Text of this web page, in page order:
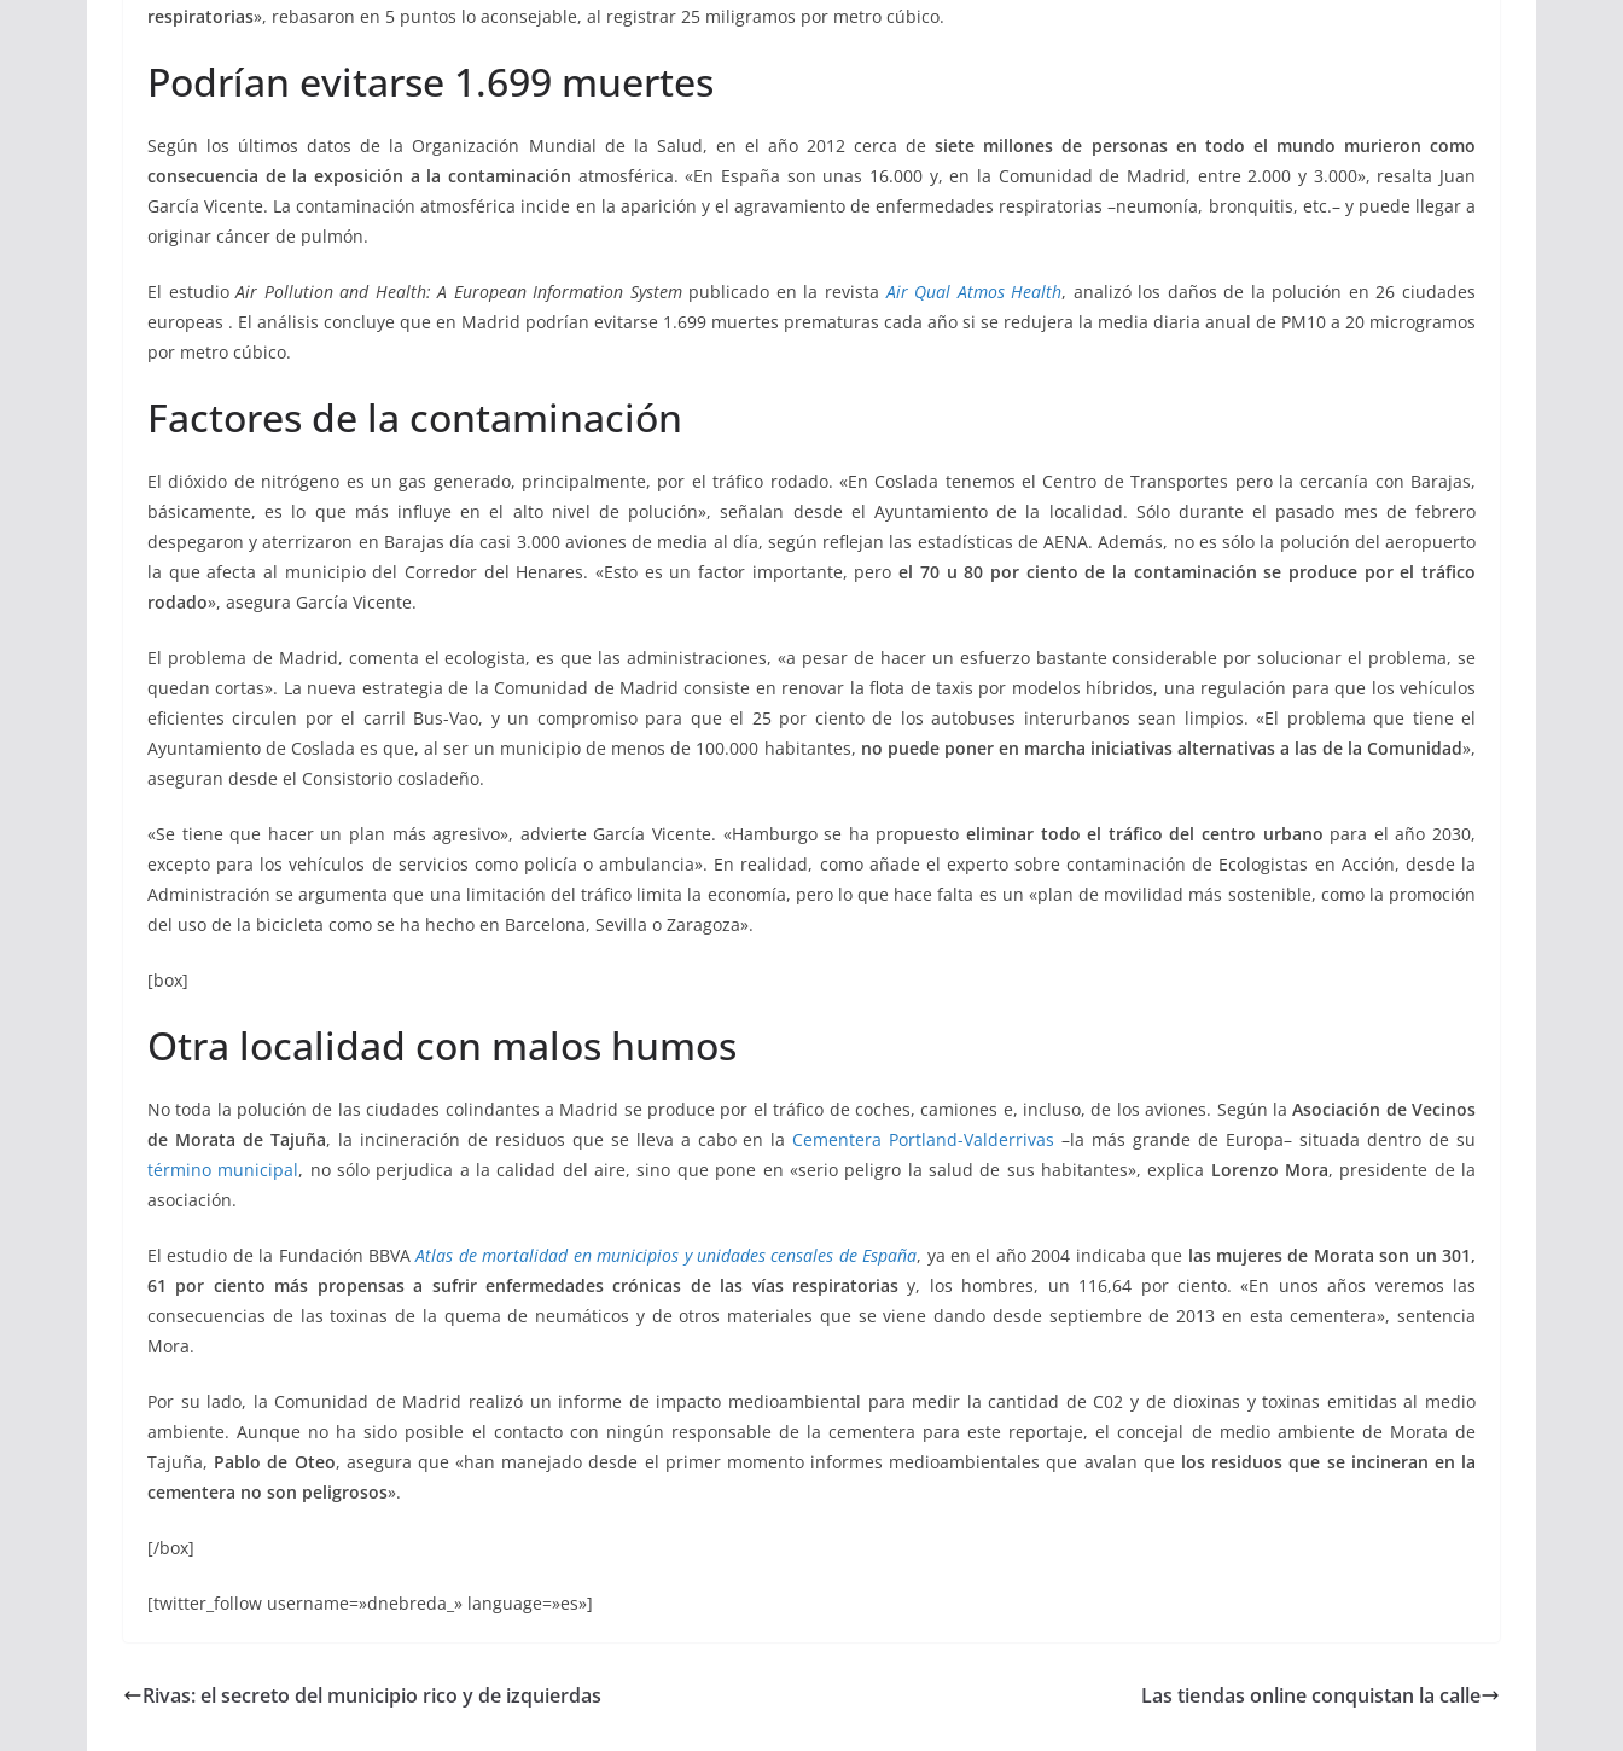
respiratorias», rebasaron en 5 puntos lo aconsejable, al registrar 25 miligramos por metro cúbico.
Podrían evitarse 1.699 muertes
Según los últimos datos de la Organización Mundial de la Salud, en el año 2012 cerca de siete millones de personas en todo el mundo murieron como
consecuencia de la exposición a la contaminación atmosférica. «En España son unas 16.000 y, en la Comunidad de Madrid, entre 2.000 y 3.000», resalta Juan
García Vicente. La contaminación atmosférica incide en la aparición y el agravamiento de enfermedades respiratorias –neumonía, bronquitis, etc.– y puede llegar a
originar cáncer de pulmón.
El estudioAir Pollution and Health: A European Information Systempublicado en la revista Air Qual Atmos Health, analizó los daños de la polución en 26 ciudades
europeas . El análisis concluye que en Madrid podrían evitarse 1.699 muertes prematuras cada año si se redujera la media diaria anual de PM10 a 20 microgramos
por metro cúbico.
Factores de la contaminación
El dióxido de nitrógeno es un gas generado, principalmente, por el tráfico rodado. «En Coslada tenemos el Centro de Transportes pero la cercanía con Barajas,
básicamente, es lo que más influye en el alto nivel de polución», señalan desde el Ayuntamiento de la localidad. Sólo durante el pasado mes de febrero
despegaron y aterrizaron en Barajas día casi 3.000 aviones de media al día, según reflejan las estadísticas de AENA. Además, no es sólo la polución del aeropuerto
la que afecta al municipio del Corredor del Henares. «Esto es un factor importante, peroel 70 u 80 por ciento de la contaminación se produce por el tráfico
rodado», asegura García Vicente.
El problema de Madrid, comenta el ecologista, es que las administraciones, «a pesar de hacer un esfuerzo bastante considerable por solucionar el problema, se
quedan cortas». La nueva estrategia de la Comunidad de Madrid consiste en renovar la flota de taxis por modelos híbridos, una regulación para que los vehículos
eficientes circulen por el carril Bus-Vao, y un compromiso para que el 25 por ciento de los autobuses interurbanos sean limpios. «El problema que tiene el
Ayuntamiento de Coslada es que, al ser un municipio de menos de 100.000 habitantes, no puede poner en marcha iniciativas alternativas a las de la Comunidad»,
aseguran desde el Consistorio cosladeño.
«Se tiene que hacer un plan más agresivo», advierte García Vicente. «Hamburgo se ha propuesto eliminar todo el tráfico del centro urbano para el año 2030,
excepto para los vehículos de servicios como policía o ambulancia». En realidad, como añade el experto sobre contaminación de Ecologistas en Acción, desde la
Administración se argumenta que una limitación del tráfico limita la economía, pero lo que hace falta es un «plan de movilidad más sostenible, como la promoción
del uso de la bicicleta como se ha hecho en Barcelona, Sevilla o Zaragoza».
[box]
Otra localidad con malos humos
No toda la polución de las ciudades colindantes a Madrid se produce por el tráfico de coches, camiones e, incluso, de los aviones. Según laAsociación de Vecinos
de Morata de Tajuña, la incineración de residuos que se lleva a cabo en la Cementera Portland-Valderrivas –la más grande de Europa– situada dentro de su
término municipal, no sólo perjudica a la calidad del aire, sino que pone en «serio peligro la salud de sus habitantes», explica Lorenzo Mora, presidente de la
asociación.
El estudio de la Fundación BBVAAtlas de mortalidad en municipios y unidades censales de España, ya en el año 2004 indicaba que las mujeres de Morata son un 301,
61 por ciento más propensas a sufrir enfermedades crónicas de las vías respiratorias y, los hombres, un 116,64 por ciento. «En unos años veremos las
consecuencias de las toxinas de la quema de neumáticos y de otros materiales que se viene dando desde septiembre de 2013 en esta cementera», sentencia
Mora.
Por su lado, la Comunidad de Madrid realizó un informe de impacto medioambiental para medir la cantidad de C02 y de dioxinas y toxinas emitidas al medio
ambiente. Aunque no ha sido posible el contacto con ningún responsable de la cementera para este reportaje, el concejal de medio ambiente de Morata de
Tajuña, Pablo de Oteo, asegura que «han manejado desde el primer momento informes medioambientales que avalan que los residuos que se incineran en la
cementera no son peligrosos».
[/box]
[twitter_follow username=»dnebreda_» language=»es»]
Rivas: el secreto del municipio rico y de izquierdas Las tiendas online conquistan la calle